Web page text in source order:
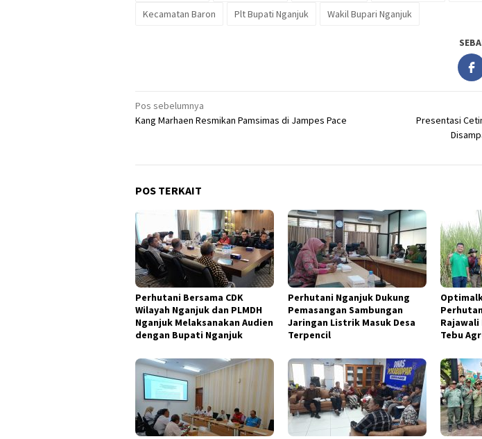
Kecamatan Baron
Plt Bupati Nganjuk Wakil Bupari Nganjuk
Navigasi
pos
Pos sebelumnya
Kang Marhaen Resmikan Pamsimas di Jampes Pace
Presentasi
POS TERKAIT
Perhutani Bersama CDK
Wilayah Nganjuk dan PLMDH
Nganjuk Melaksanakan Audien
dengan Bupati Nganjuk
Perhutani Nganjuk Dukung
Pemasangan Sambungan
Jaringan Listrik Masuk Desa
Terpencil
Rajawali
Tebu